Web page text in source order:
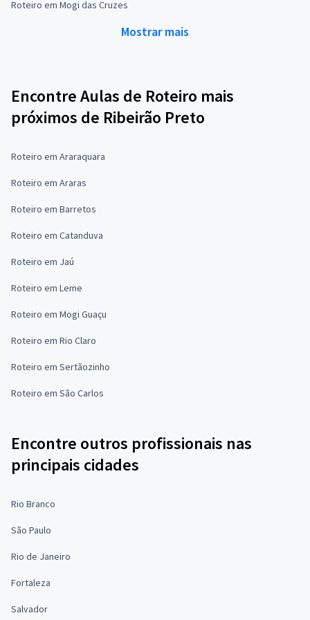
Roteiro em Mogi das Cruzes
Mostrar mais
Encontre Aulas de Roteiro mais
próximos de Ribeirão Preto
Roteiro em Araraquara
Roteiro em Araras
Roteiro em Barretos
Roteiro em Catanduva
Roteiro em Jaú
Roteiro em Leme
Roteiro em Mogi Guaçu
Roteiro em Rio Claro
Roteiro em Sertãozinho
Roteiro em São Carlos
Encontre outros profissionais nas
principais cidades
Rio Branco
São Paulo
Rio de Janeiro
Fortaleza
Salvador